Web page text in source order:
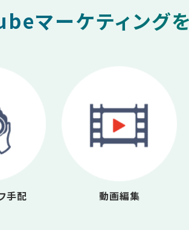
マーケティング
手配 動画編集